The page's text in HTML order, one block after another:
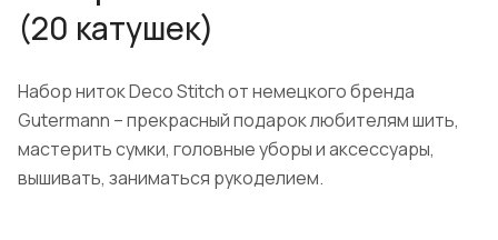
(20 катушек)
Набор ниток Deco Stitch от немецкого бренда
Gutermann – прекрасный подарок любителям шить,
мастерить сумки, головные уборы и аксессуары,
вышивать, заниматься рукоделием.